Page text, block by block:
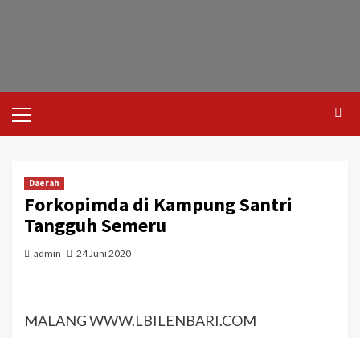
Daerah
Forkopimda di Kampung Santri
Tangguh Semeru
admin 24 Juni 2020
MALANG WWW.LBILENBARI.COM